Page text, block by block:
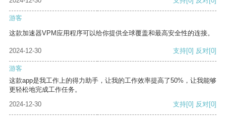
游客
这款加速器VPM应用程序可以给你提供全球覆盖和最高安全性的连接。
2024-12-30 支持[0] 反对[0]
游客
这款app是我工作上的得力助手，让我的工作效率提高了50%，让我能够
更轻松地完成工作任务。
2024-12-30
支持[0] 反对[0]